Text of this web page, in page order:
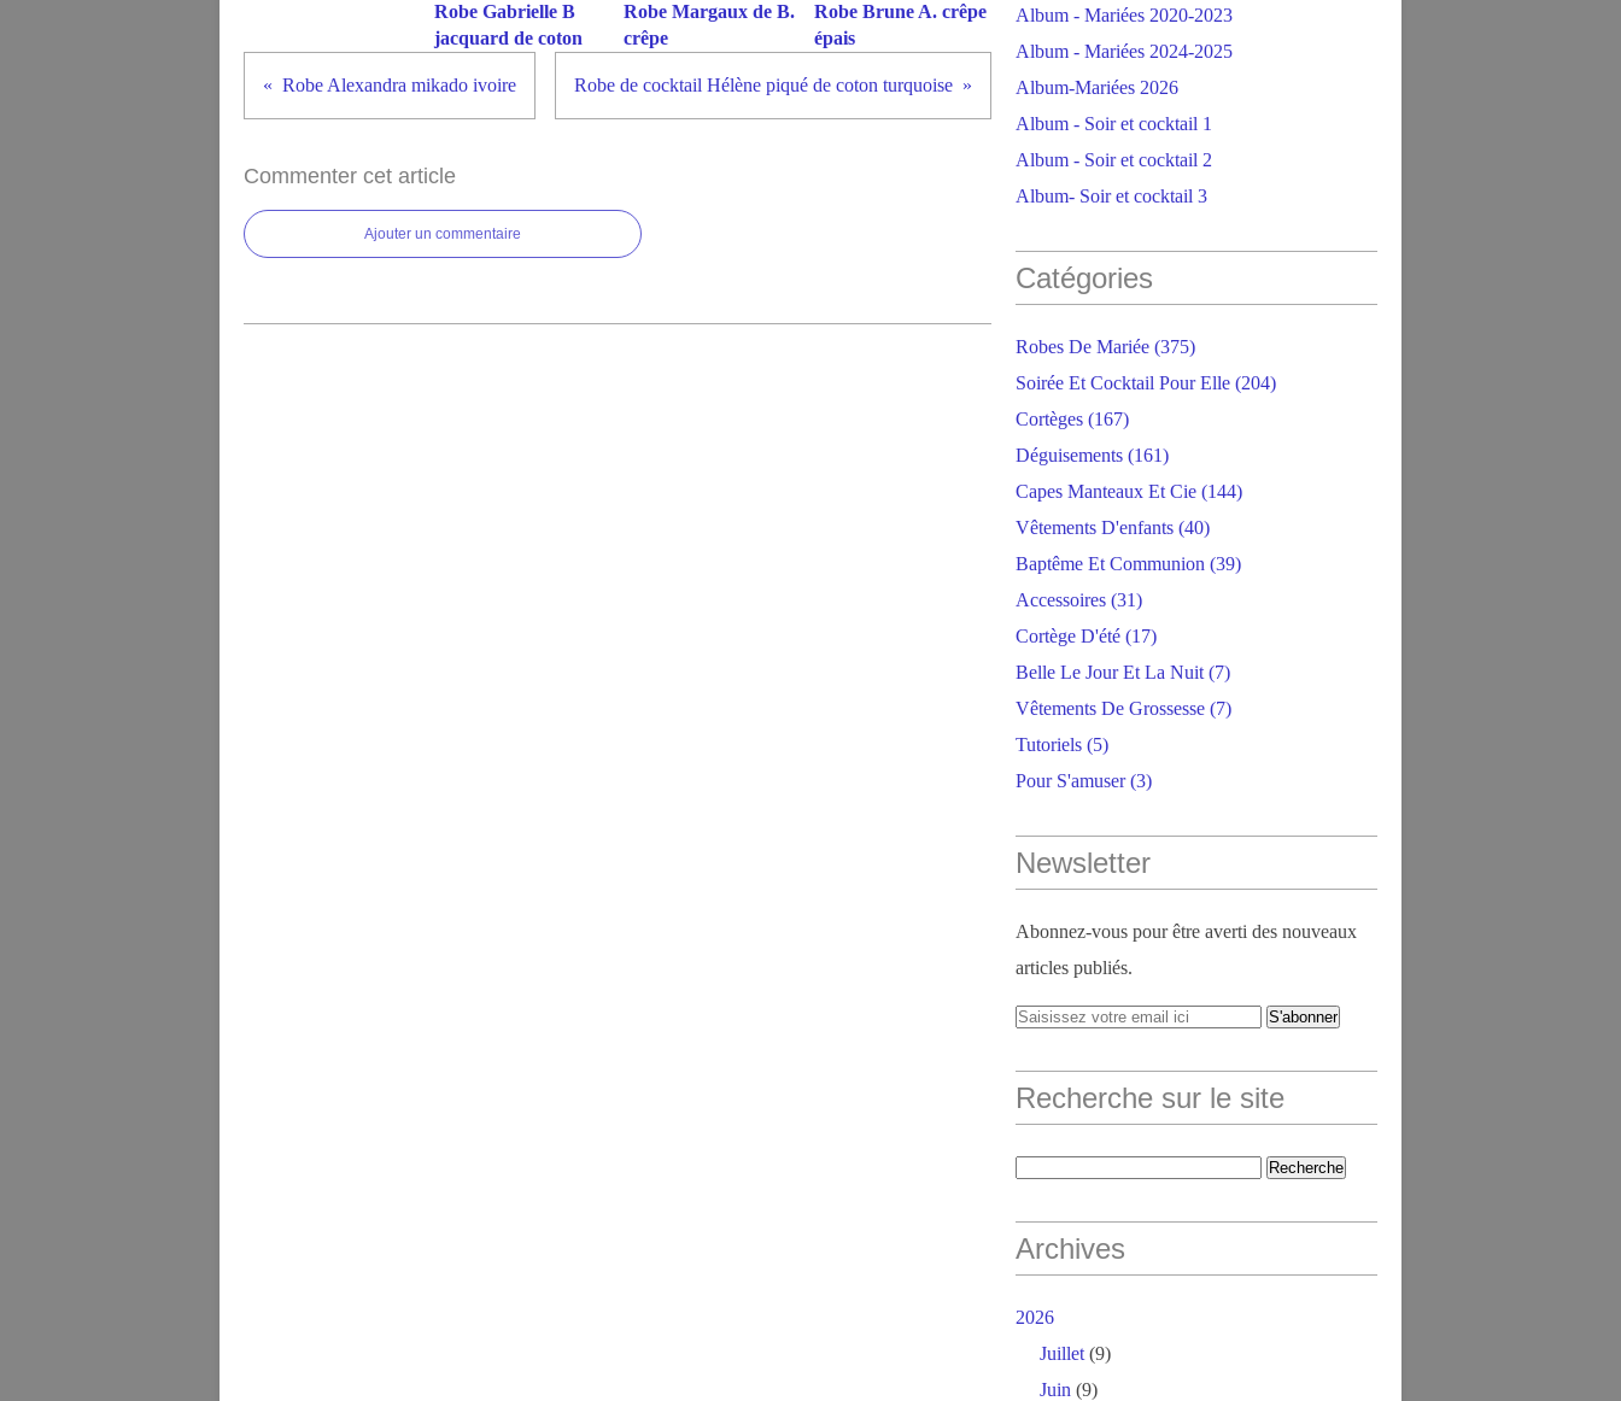
Robe Gabrielle B
jacquard de coton
Robe Margaux de B.
crêpe
Robe Brune A. crêpe
épais
Robe Alexandra mikado ivoire Robe de cocktail Hélène piqué de coton turquoise
Commenter cet article
Ajouter un commentaire
Album - Mariées 2020-2023
Album - Mariées 2024-2025
Album-Mariées 2026
Album - Soir et cocktail 1
Album - Soir et cocktail 2
Album- Soir et cocktail 3
Catégories
Robes De Mariée (375)
Soirée Et Cocktail Pour Elle (204)
Cortèges (167)
Déguisements (161)
Capes Manteaux Et Cie (144)
Vêtements D'enfants (40)
Baptême Et Communion (39)
Accessoires (31)
Cortège D'été (17)
Belle Le Jour Et La Nuit (7)
Vêtements De Grossesse (7)
Tutoriels (5)
Pour S'amuser(3)
Newsletter
Abonnez-vous pour être averti des nouveaux
articles publiés.
Recherche sur le site
Archives
2026
Juillet (9)
Juin (9)